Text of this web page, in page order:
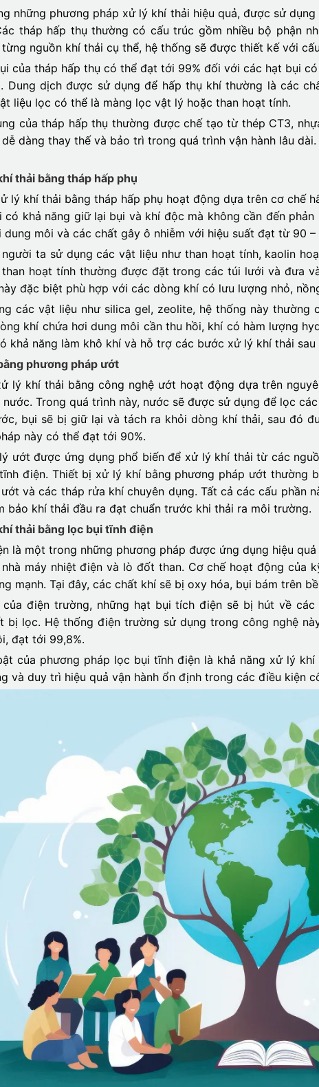
những phương pháp xử lý khí thải hiệu quả, được sử
tháp hấp thụ thường có cấu trúc gồm nhiều bộ phận
từng nguồn khí thải cụ thể, hệ thống sẽ được thiết kế với
của tháp hấp thụ có thể đạt tới 99% đối với các hạt bụi
Dung dịch được sử dụng để hấp thụ khí thường là các chất
liệu lọc có thể là màng lọc vật lý hoặc than hoạt tính.
của tháp hấp thụ thường được chế tạo từ thép CT3,
dàng thay thế và bảo trì trong quá trình vận hành lâu dài.
thải bằng tháp hấp phụ
lý khí thải bằng tháp hấp phụ hoạt động dựa trên cơ chế
khả năng giữ lại bụi và khí độc mà không cần đến
dung môi và các chất gây ô nhiễm với hiệu suất đạt từ 90 –
ta sử dụng các vật liệu như than hoạt tính, kaolin
than hoạt tính thường được đặt trong các túi lưới và đưa
đặc biệt phù hợp với các dòng khí có lưu lượng nhỏ,
các vật liệu như silica gel, zeolite, hệ thống này
khí chứa hơi dung môi cần thu hồi, khí có hàm lượng
khả năng làm khô khí và hỗ trợ các bước xử lý khí thải sau
phương pháp ướt
lý khí thải bằng công nghệ ướt hoạt động dựa trên
Trong quá trình này, nước sẽ được sử dụng để lọc
bụi sẽ bị giữ lại và tách ra khỏi dòng khí thải, sau đó
này có thể đạt tới 90%.
ướt được ứng dụng phổ biến để xử lý khí thải từ các
điện. Thiết bị xử lý khí bằng phương pháp ướt thường
và các tháp rửa khí chuyên dụng. Tất cả các cấu phần
bảo khí thải đầu ra đạt chuẩn trước khi thải ra môi trường.
thải bằng lọc bụi tĩnh điện
là một trong những phương pháp được ứng dụng hiệu
máy nhiệt điện và lò đốt than. Cơ chế hoạt động của
mạnh. Tại đây, các chất khí sẽ bị oxy hóa, bụi bám trên
điện trường, những hạt bụi tích điện sẽ bị hút về
bị lọc. Hệ thống điện trường sử dụng trong công nghệ
đạt tới 99,8%.
của phương pháp lọc bụi tĩnh điện là khả năng xử lý
và duy trì hiệu quả vận hành ổn định trong các điều kiện